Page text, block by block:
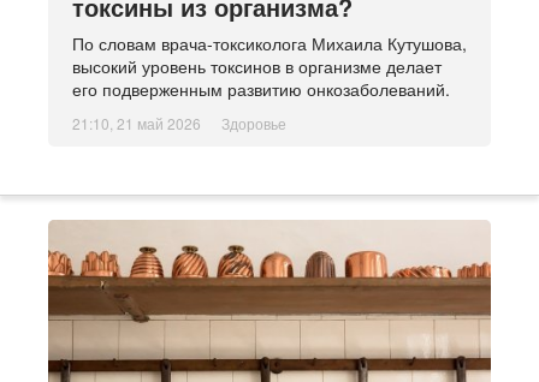
токсины из организма?
По словам врача-токсиколога Михаила Кутушова,
высокий уровень токсинов в организме делает
его подверженным развитию онкозаболеваний.
21:10, 21 май 2026 Здоровье